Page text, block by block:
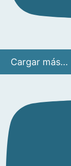
Cargar más...